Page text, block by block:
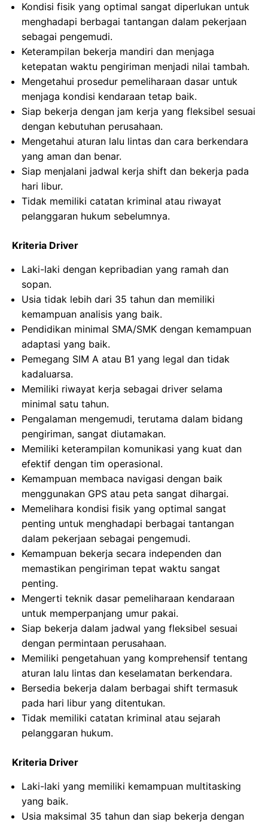
Kondisi fisik yang optimal sangat diperlukan untuk
menghadapi berbagai tantangan dalam pekerjaan
sebagai pengemudi.
Keterampilan bekerja mandiri dan menjaga
ketepatan waktu pengiriman menjadi nilai tambah.
Mengetahui prosedur pemeliharaan dasar untuk
menjaga kondisi kendaraan tetap baik.
Siap bekerja dengan jam kerja yang fleksibel sesuai
dengan kebutuhan perusahaan.
Mengetahui aturan lalu lintas dan cara berkendara
yang aman dan benar.
Siap menjalani jadwal kerja shift dan bekerja pada
hari libur.
Tidak memiliki catatan kriminal atau riwayat
pelanggaran hukum sebelumnya.
Kriteria Driver
Laki-laki dengan kepribadian yang ramah dan
sopan.
Usia tidak lebih dari 35 tahun dan memiliki
kemampuan analisis yang baik.
Pendidikan minimal SMA/SMK dengan kemampuan
adaptasi yang baik.
Pemegang SIM A atau B1 yang legal dan tidak
kadaluarsa.
Memiliki riwayat kerja sebagai driver selama
minimal satu tahun.
Pengalaman mengemudi, terutama dalam bidang
pengiriman, sangat diutamakan.
Memiliki keterampilan komunikasi yang kuat dan
efektif dengan tim operasional.
Kemampuan membaca navigasi dengan baik
menggunakan GPS atau peta sangat dihargai.
Memelihara kondisi fisik yang optimal sangat
penting untuk menghadapi berbagai tantangan
dalam pekerjaan sebagai pengemudi.
Kemampuan bekerja secara independen dan
memastikan pengiriman tepat waktu sangat
penting.
Mengerti teknik dasar pemeliharaan kendaraan
untuk memperpanjang umur pakai.
Siap bekerja dalam jadwal yang fleksibel sesuai
dengan permintaan perusahaan.
Memiliki pengetahuan yang komprehensif tentang
aturan lalu lintas dan keselamatan berkendara.
Bersedia bekerja dalam berbagai shift termasuk
pada hari libur yang ditentukan.
Tidak memiliki catatan kriminal atau sejarah
pelanggaran hukum.
Kriteria Driver
Laki-laki yang memiliki kemampuan multitasking
yang baik.
Usia maksimal 35 tahun dan siap bekerja dengan